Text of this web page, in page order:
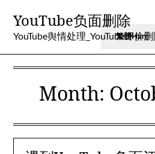
content
YouTube负面删除
YouTube舆情处理_YouTube评价删
Month: